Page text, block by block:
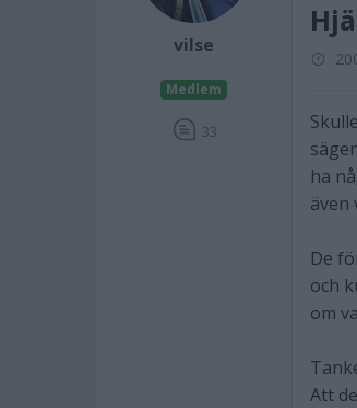
vilse
Medlem
33
ha
även
De
och
om
Att